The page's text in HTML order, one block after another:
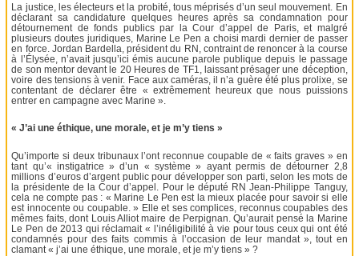
La justice, les électeurs et la probité, tous méprisés d’un seul mouvement. En
déclarant sa candidature quelques heures après sa condamnation pour
détournement de fonds publics par la Cour d’appel de Paris, et malgré
plusieurs doutes juridiques, Marine Le Pen a choisi mardi dernier de passer
en force. Jordan Bardella, président du RN, contraint de renoncer à la course
à l’Élysée, n’avait jusqu’ici émis aucune parole publique depuis le passage
de son mentor devant le 20 Heures de TF1, laissant présager une déception,
voire des tensions à venir. Face aux caméras, il n’a guère été plus prolixe, se
contentant de déclarer être « extrêmement heureux que nous puissions
entrer en campagne avec Marine ».
« J’ai une éthique, une morale, et je m’y tiens »
Qu’importe si deux tribunaux l’ont reconnue coupable de « faits graves » en
tant qu’« instigatrice » d’un « système » ayant permis de détourner 2,8
millions d’euros d’argent public pour développer son parti, selon les mots de
la présidente de la Cour d’appel. Pour le député RN Jean-Philippe Tanguy,
cela ne compte pas : « Marine Le Pen est la mieux placée pour savoir si elle
est innocente ou coupable. » Elle et ses complices, reconnus coupables des
mêmes faits, dont Louis Alliot maire de Perpignan. Qu’aurait pensé la Marine
Le Pen de 2013 qui réclamait « l’inéligibilité à vie pour tous ceux qui ont été
condamnés pour des faits commis à l’occasion de leur mandat », tout en
clamant « j’ai une éthique, une morale, et je m’y tiens » ?